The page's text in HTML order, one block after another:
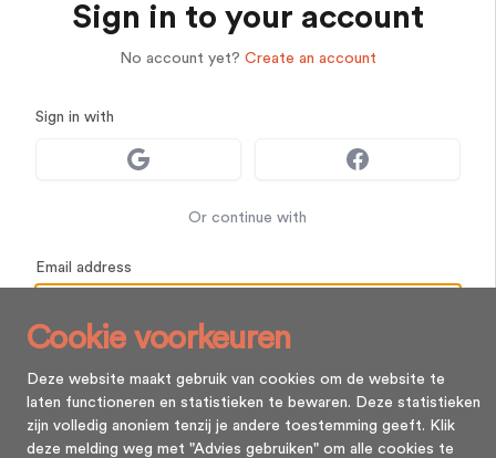
Sign in to your account
No account yet? Create an account
Sign in with
Sign in with Google Sign in with
Or continue with
Email address
Password
Remember me Forgot your password?
Cookie voorkeuren
Deze website maakt gebruik van cookies om de website te
laten functioneren en statistieken te bewaren. Deze statistieken
zijn volledig anoniem tenzij je andere toestemming geeft. Klik
deze melding weg met "Advies gebruiken" om alle cookies te